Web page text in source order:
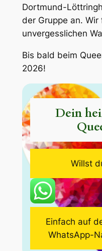
Dortmund-
der Gruppe an.
unvergesslichen
Bis bald beim
2026!
Dein
Willst
Einfach auf
WhatsApp-